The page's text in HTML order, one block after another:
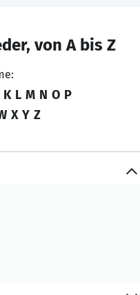
von A bis Z
K L M N O P
X Y Z